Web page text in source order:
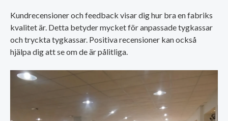
Kundrecensioner och feedback visar dig hur bra en fabriks
kvalitet är. Detta betyder mycket för anpassade tygkassar
och tryckta tygkassar. Positiva recensioner kan också
hjälpa dig att se om de är pålitliga.